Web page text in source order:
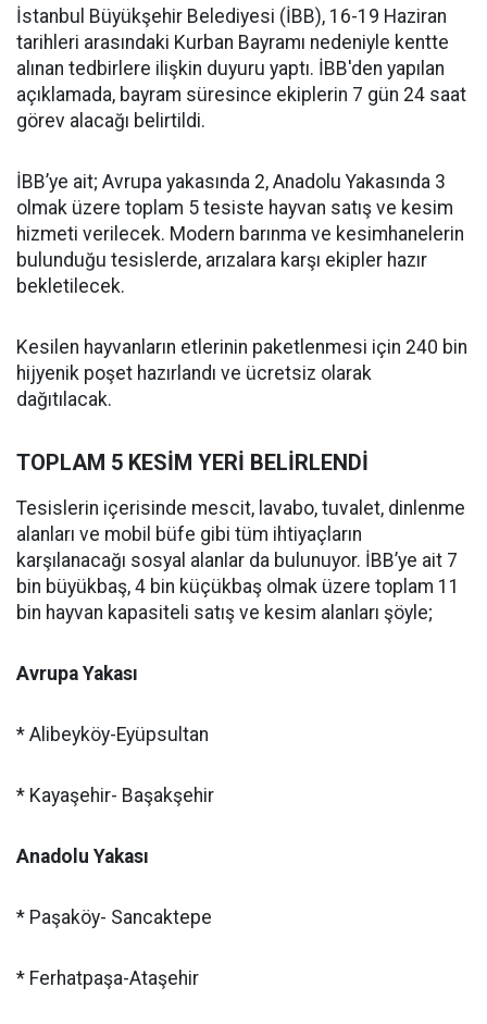
İstanbul Büyükşehir Belediyesi (İBB), 16-19 Haziran
tarihleri arasındaki Kurban Bayramı nedeniyle kentte
alınan tedbirlere ilişkin duyuru yaptı. İBB'den yapılan
açıklamada, bayram süresince ekiplerin 7 gün 24 saat
görev alacağı belirtildi.
İBB’ye ait; Avrupa yakasında 2, Anadolu Yakasında 3
olmak üzere toplam 5 tesiste hayvan satış ve kesim
hizmeti verilecek. Modern barınma ve kesimhanelerin
bulunduğu tesislerde, arızalara karşı ekipler hazır
bekletilecek.
Kesilen hayvanların etlerinin paketlenmesi için 240 bin
hijyenik poşet hazırlandı ve ücretsiz olarak
dağıtılacak.
TOPLAM 5 KESİM YERİ BELİRLENDİ
Tesislerin içerisinde mescit, lavabo, tuvalet, dinlenme
alanları ve mobil büfe gibi tüm ihtiyaçların
karşılanacağı sosyal alanlar da bulunuyor. İBB’ye ait 7
bin büyükbaş, 4 bin küçükbaş olmak üzere toplam 11
bin hayvan kapasiteli satış ve kesim alanları şöyle;
Avrupa Yakası
* Alibeyköy-Eyüpsultan
* Kayaşehir- Başakşehir
Anadolu Yakası
* Paşaköy- Sancaktepe
* Ferhatpaşa-Ataşehir